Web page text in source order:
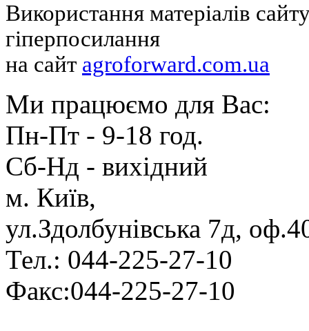
Використання матеріалів
гіперпосилання
на сайт agroforward.com.ua
Ми працюємо для Вас:
Пн-Пт - 9-18 год.
Cб-Нд - вихідний
м. Київ,
ул.Здолбунівська 7д,
Тел.: 044-225-27-10
Факс:044-225-27-10